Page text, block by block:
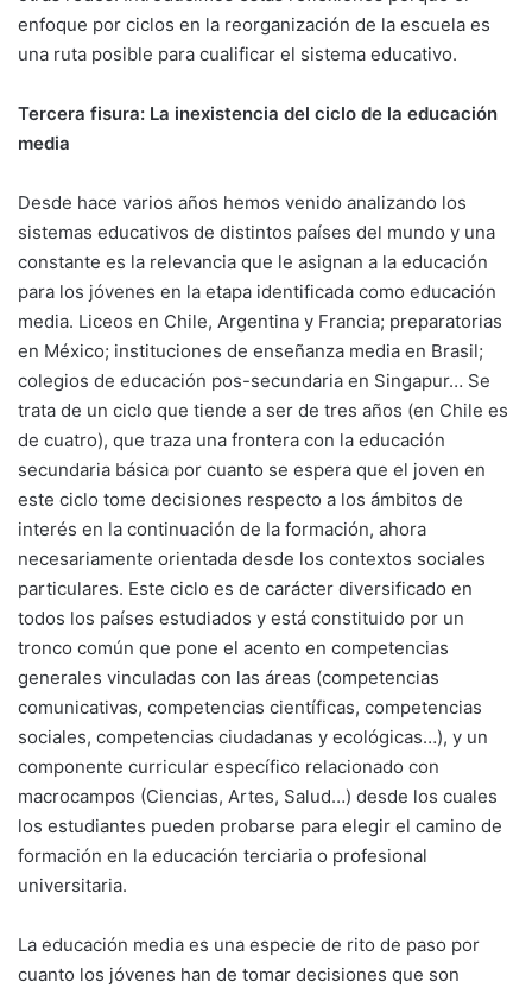
enfoque por ciclos en la reorganización de la escuela es
una ruta posible para cualificar el sistema educativo.
Tercera fisura: La inexistencia del ciclo de la educación
media
Desde hace varios años hemos venido analizando los
sistemas educativos de distintos países del mundo y una
constante es la relevancia que le asignan a la educación
para los jóvenes en la etapa identificada como educación
media. Liceos en Chile, Argentina y Francia; preparatorias
en México; instituciones de enseñanza media en Brasil;
colegios de educación pos-secundaria en Singapur… Se
trata de un ciclo que tiende a ser de tres años (en Chile es
de cuatro), que traza una frontera con la educación
secundaria básica por cuanto se espera que el joven en
este ciclo tome decisiones respecto a los ámbitos de
interés en la continuación de la formación, ahora
necesariamente orientada desde los contextos sociales
particulares. Este ciclo es de carácter diversificado en
todos los países estudiados y está constituido por un
tronco común que pone el acento en competencias
generales vinculadas con las áreas (competencias
comunicativas, competencias científicas, competencias
sociales, competencias ciudadanas y ecológicas…), y un
componente curricular específico relacionado con
macrocampos (Ciencias, Artes, Salud…) desde los cuales
los estudiantes pueden probarse para elegir el camino de
formación en la educación terciaria o profesional
universitaria.
La educación media es una especie de rito de paso por
cuanto los jóvenes han de tomar decisiones que son